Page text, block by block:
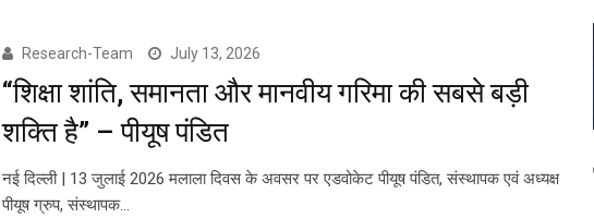
Research-Team July 13, 2026
“शिक्षा शांति, समानता और मानवीय गरिमा की सबसे बड़ी
शक्ति है” – पीयूष पंडित
नई दिल्ली | 13 जुलाई 2026 मलाला दिवस के अवसर पर एडवोकेट पीयूष पंडित, संस्थापक एवं अध्यक्ष
पीयूष ग्रुप, संस्थापक…